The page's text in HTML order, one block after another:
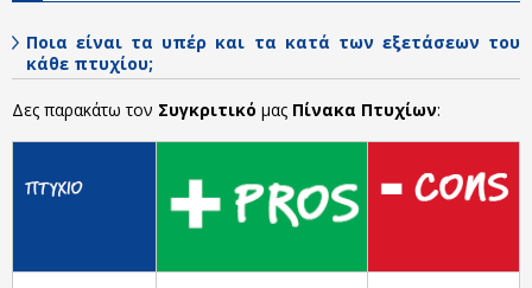
Ποια είναι τα υπέρ και τα κατά των εξετάσεων του
κάθε πτυχίου;
Δες παρακάτω τον Συγκριτικό μας Πίνακα Πτυχίων: